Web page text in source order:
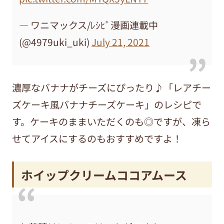
— ワニマックス/ﾚｼﾋﾟ漫画連載中
(@4979uki_uki) July 21, 2021
濃厚なバナナがチーズにぴったり♪「レアチー
ズケーキ風バナナチーズケーキ」のレシピで
す。ケーキのままいただくのも◎ですが、凍ら
せてアイスにするのもおすすめですよ！
ホイップクリームココアムース